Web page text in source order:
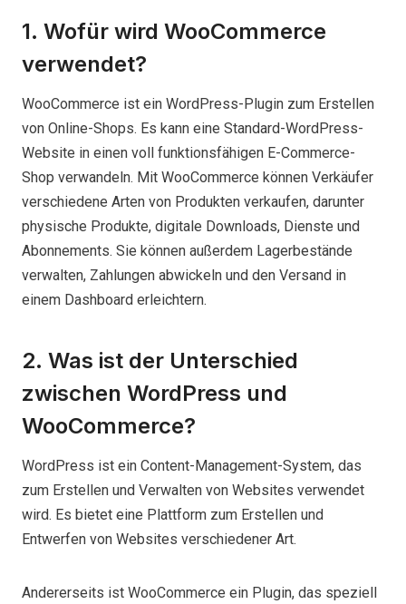
1. Wofür wird WooCommerce
verwendet?
WooCommerce ist ein WordPress-Plugin zum Erstellen
von Online-Shops. Es kann eine Standard-WordPress-
Website in einen voll funktionsfähigen E-Commerce-
Shop verwandeln. Mit WooCommerce können Verkäufer
verschiedene Arten von Produkten verkaufen, darunter
physische Produkte, digitale Downloads, Dienste und
Abonnements. Sie können außerdem Lagerbestände
verwalten, Zahlungen abwickeln und den Versand in
einem Dashboard erleichtern.
2. Was ist der Unterschied
zwischen WordPress und
WooCommerce?
WordPress ist ein Content-Management-System, das
zum Erstellen und Verwalten von Websites verwendet
wird. Es bietet eine Plattform zum Erstellen und
Entwerfen von Websites verschiedener Art.
Andererseits ist WooCommerce ein Plugin, das speziell